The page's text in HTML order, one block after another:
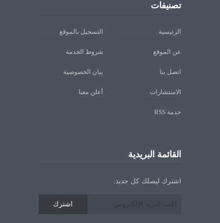
تصنيفات
الرئيسية التسجيل بالموقع
عن الموقع شروط الخدمة
اتصل بنا بيان الخصوصية
الاستشارات أعلن معنا
خدمة RSS
القائمة البريدية
اشترك ليصلك كل جديد.
اشترك